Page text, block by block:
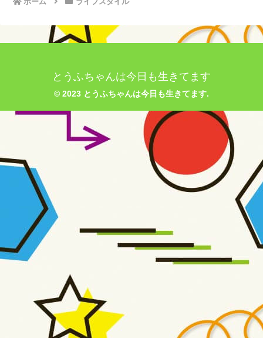
とうふちゃんは今日も生きてます
© 2023 とうふちゃんは今日も生きてます.